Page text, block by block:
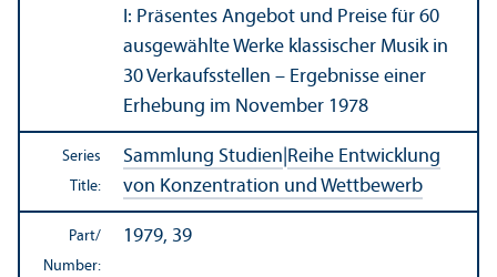
I: Präsentes Angebot und Preise für 60
ausgewählte Werke klassischer Musik in
30 Verkaufsstellen – Ergebnisse einer
Erhebung im November 1978
Series
Title:
Sammlung Studien Reihe Entwicklung
von Konzentration und Wettbewerb
Part/
Number:
1979, 39